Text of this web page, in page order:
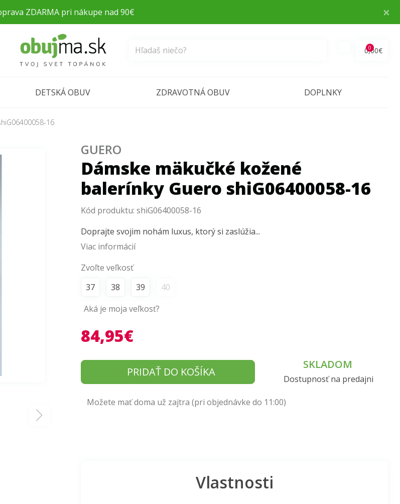
×
ZDARMA pri nákupe nad 90€
0
0,00€
DETSKÁ OBUV ZDRAVOTNÁ OBUV DOPLNKY
16
Dámske mäkučké kožené
balerínky Guero shiG06400058-16
GUERO
Kód produktu: shiG06400058-16
Doprajte svojim nohám luxus, ktorý si zaslúžia...
Viac informácií
Zvoľte veľkosť
37
38 39
40
Aká je moja veľkosť?
84,95€
SKLADOM
Dostupnosť na predajni
PRIDAŤ DO KOŠÍKA
Možete mať doma už zajtra (pri objednávke do 11:00)
Vlastnosti